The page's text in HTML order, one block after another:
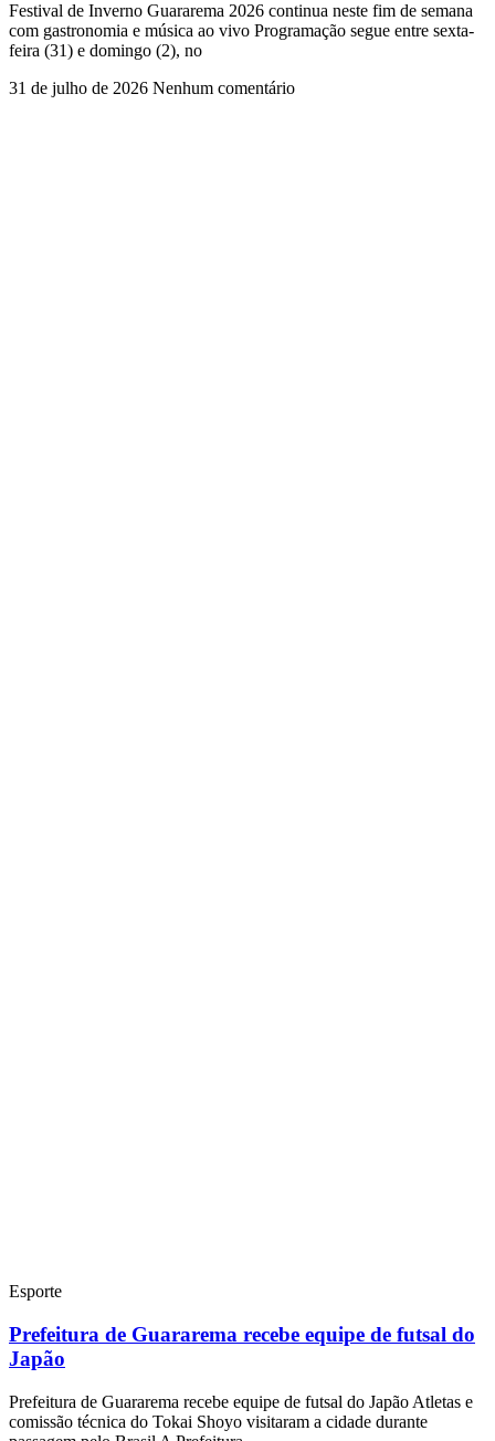
Festival de Inverno Guararema 2026 continua neste fim de semana
com gastronomia e música ao vivo Programação segue entre sexta-
feira (31) e domingo (2), no
31 de julho de 2026 Nenhum comentário
Esporte
Prefeitura de Guararema recebe equipe de futsal do
Japão
Prefeitura de Guararema recebe equipe de futsal do Japão Atletas e
comissão técnica do Tokai Shoyo visitaram a cidade durante